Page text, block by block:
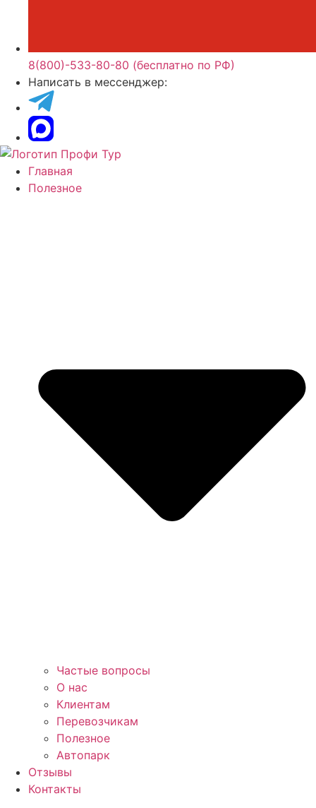
8(800)-533-80-80 (бесплатно по РФ)
Написать в мессенджер:
Главная
Полезное
Частые вопросы
О нас
Клиентам
Перевозчикам
Полезное
Автопарк
Отзывы
Контакты